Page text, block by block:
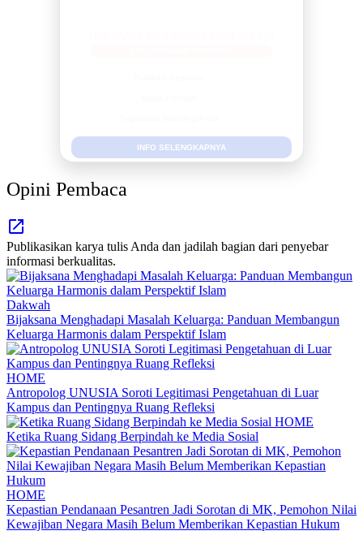
INFO SELENGKAPNYA
Opini Pembaca
Publikasikan karya tulis Anda dan jadilah bagian dari penyebar
informasi berkualitas.
Dakwah
Bijaksana Menghadapi Masalah Keluarga: Panduan Membangun
Keluarga Harmonis dalam Perspektif Islam
HOME
Antropolog UNUSIA Soroti Legitimasi Pengetahuan di Luar
Kampus dan Pentingnya Ruang Refleksi
HOME
Ketika Ruang Sidang Berpindah ke Media Sosial
HOME
Kepastian Pendanaan Pesantren Jadi Sorotan di MK, Pemohon Nilai
Kewajiban Negara Masih Belum Memberikan Kepastian Hukum